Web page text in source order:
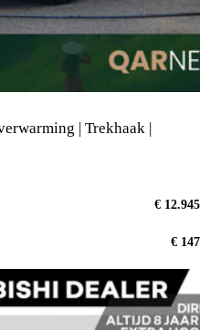
| Trekhaak |
€ 12.945
€ 147